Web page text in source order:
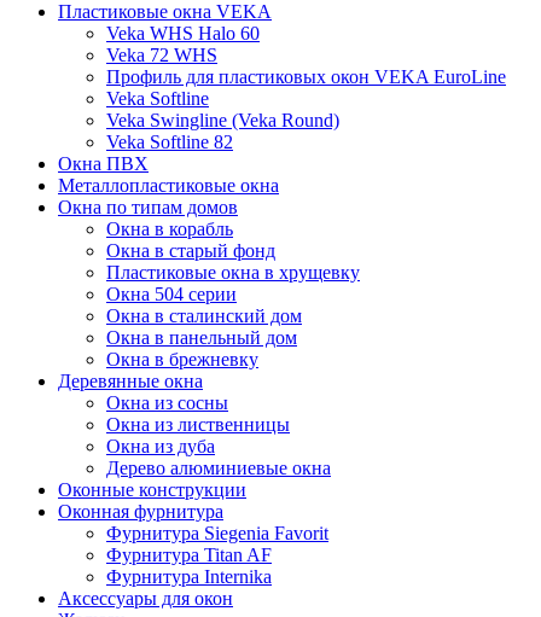
Пластиковые окна VEKA
Veka WHS Halo 60
Veka 72 WHS
Профиль для пластиковых окон VEKA EuroLine
Veka Softline
Veka Swingline (Veka Round)
Veka Softline 82
Окна ПВХ
Металлопластиковые окна
Окна по типам домов
Окна в корабль
Окна в старый фонд
Пластиковые окна в хрущевку
Окна 504 серии
Окна в сталинский дом
Окна в панельный дом
Окна в брежневку
Деревянные окна
Окна из сосны
Окна из лиственницы
Окна из дуба
Дерево алюминиевые окна
Оконные конструкции
Оконная фурнитура
Фурнитура Siegenia Favorit
Фурнитура Titan AF
Фурнитура Internika
Аксессуары для окон